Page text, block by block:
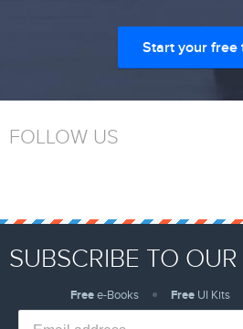
Start your free
FOLLOW US
SUBSCRIBE TO
Freee-Books Free UI Kits